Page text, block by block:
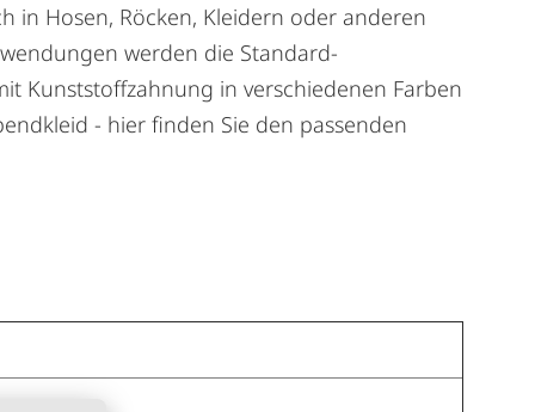
in Hosen, Röcken, Kleidern oder anderen
werden die Standard-
Kunststoffzahnung in verschiedenen Farben
- hier finden Sie den passenden